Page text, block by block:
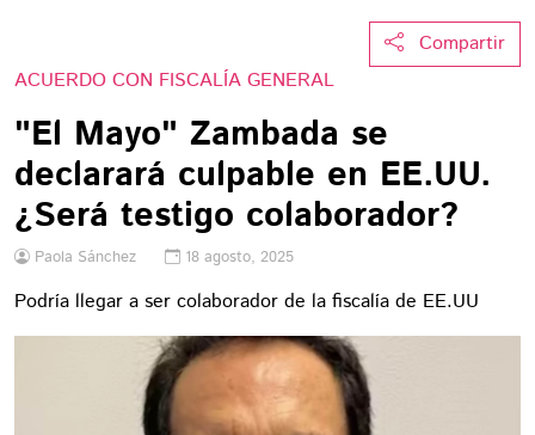
Compartir
ACUERDO CON FISCALÍA GENERAL
"El Mayo" Zambada se
declarará culpable en EE.UU.
¿Será testigo colaborador?
Paola Sánchez 18 agosto, 2025
Podría llegar a ser colaborador de la fiscalía de EE.UU